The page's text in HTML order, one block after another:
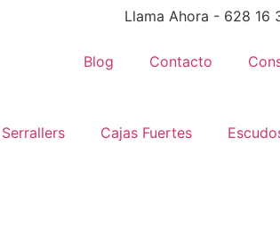
Llama Ahora - 628 16
Blog Contacto
Serrallers Cajas Fuertes